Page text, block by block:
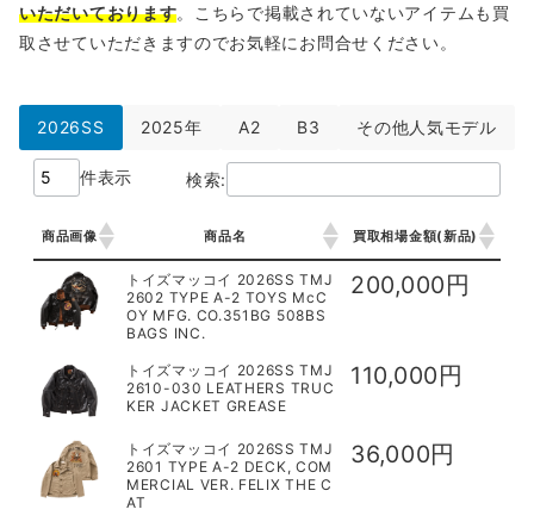
いただいております。こちらで掲載されていないアイテムも買
取させていただきますのでお気軽にお問合せください。
2026SS 2025年 A2 B3 その他人気モデル
件表示 検索:
商品画像 商品名 買取相場金額(新品)
商品画像 商品名 買取相場金額(新品)
トイズマッコイ 2026SS TMJ
2602 TYPE A-2 TOYS McC
OY MFG. CO.351BG 508BS
BAGS INC.
200,000円
トイズマッコイ 2026SS TMJ
2610-030 LEATHERS TRUC
KER JACKET GREASE
110,000円
トイズマッコイ 2026SS TMJ
2601 TYPE A-2 DECK, COM
MERCIAL VER. FELIX THE C
AT
36,000円